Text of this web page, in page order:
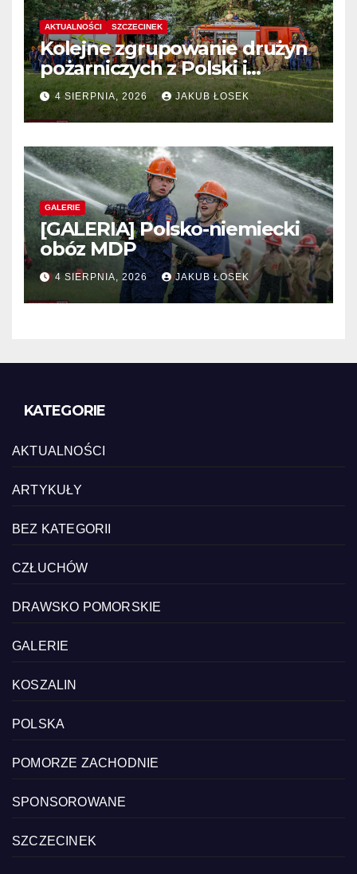
AKTUALNOŚCI SZCZECINEK
Kolejne zgrupowanie drużyn
pożarniczych z Polski i
Niemiec w regionie
4 SIERPNIA, 2026 JAKUB ŁOSEK
GALERIE
[GALERIA] Polsko-niemiecki
obóz MDP
4 SIERPNIA, 2026 JAKUB ŁOSEK
KATEGORIE
AKTUALNOŚCI
ARTYKUŁY
BEZ KATEGORII
CZŁUCHÓW
DRAWSKO POMORSKIE
GALERIE
KOSZALIN
POLSKA
POMORZE ZACHODNIE
SPONSOROWANE
SZCZECINEK